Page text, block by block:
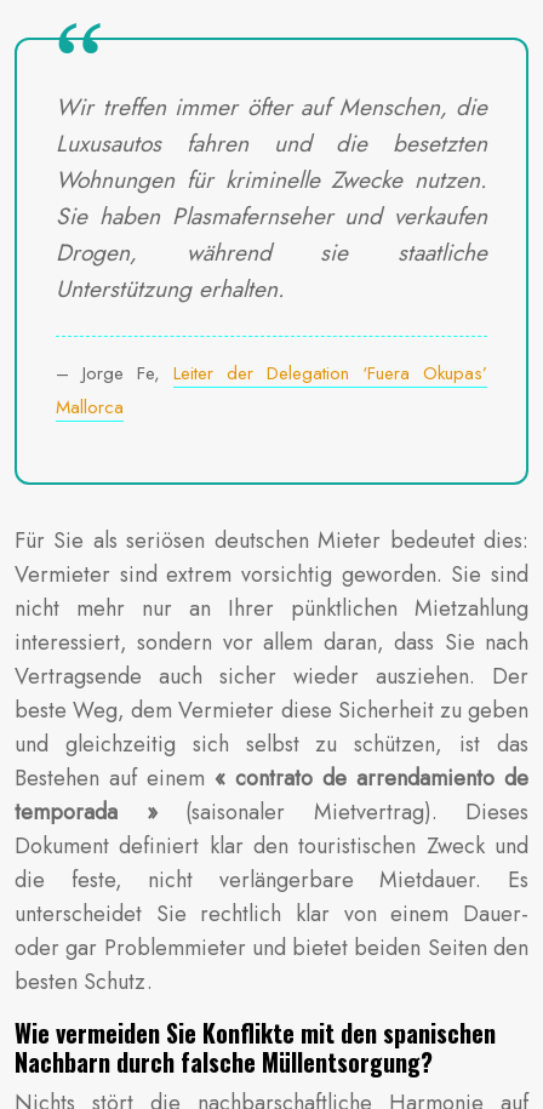
Wir treffen immer öfter auf Menschen, die
Luxusautos fahren und die besetzten
Wohnungen für kriminelle Zwecke nutzen.
Sie haben Plasmafernseher und verkaufen
Drogen, während sie staatliche
Unterstützung erhalten.
– Jorge Fe, Leiter der Delegation ‘Fuera Okupas’
Mallorca
Für Sie als seriösen deutschen Mieter bedeutet dies:
Vermieter sind extrem vorsichtig geworden. Sie sind
nicht mehr nur an Ihrer pünktlichen Mietzahlung
interessiert, sondern vor allem daran, dass Sie nach
Vertragsende auch sicher wieder ausziehen. Der
beste Weg, dem Vermieter diese Sicherheit zu geben
und gleichzeitig sich selbst zu schützen, ist das
Bestehen auf einem « contrato de arrendamiento de
temporada »(saisonaler Mietvertrag). Dieses
Dokument definiert klar den touristischen Zweck und
die feste, nicht verlängerbare Mietdauer. Es
unterscheidet Sie rechtlich klar von einem Dauer-
oder gar Problemmieter und bietet beiden Seiten den
besten Schutz.
Wie vermeiden Sie Konflikte mit den spanischen
Nachbarn durch falsche Müllentsorgung?